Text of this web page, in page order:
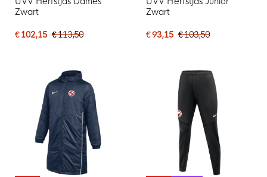
Zwart
€ 102,15 € 113,50
Zwart
€ 93,15 € 103,50